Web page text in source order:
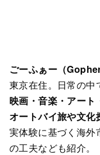
ごーふぁー（
東京在住。日常の中
映画・音楽・アート
オートバイ旅や文化
実体験に基づく海外
の工夫なども紹介。